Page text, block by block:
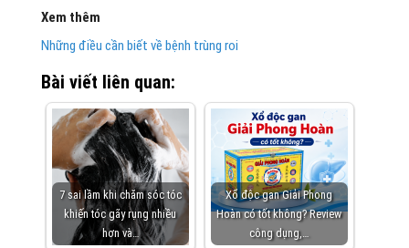
Xem thêm
Những điều cần biết về bệnh trùng roi
Bài viết liên quan:
7 sai lầm khi chăm sóc tóc
khiến tóc gãy rụng nhiều
hơn và…
Xổ độc gan Giải Phong
Hoàn có tốt không? Review
công dụng,…